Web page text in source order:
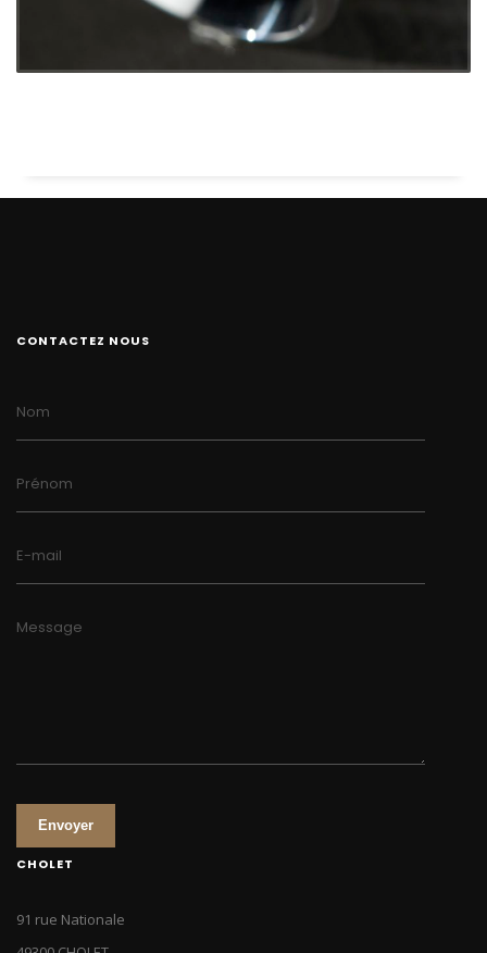
CONTACTEZ NOUS
Nom
Prénom
E-mail
Message
Envoyer
CHOLET
91 rue Nationale